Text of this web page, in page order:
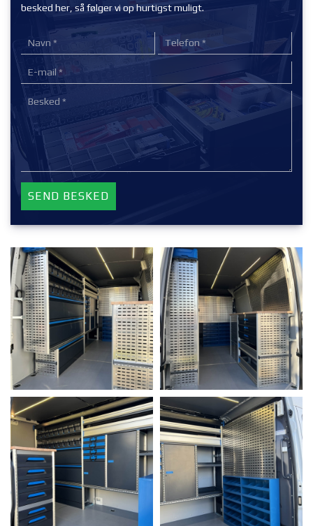
besked her, så følger vi op hurtigst muligt.